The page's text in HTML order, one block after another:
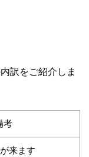
訳をご紹介しま
考
来ます